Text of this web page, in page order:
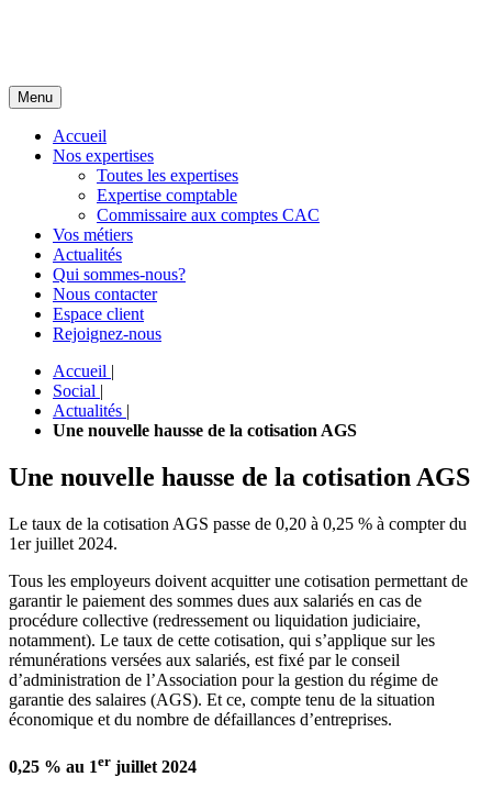
Menu
Accueil
Nos expertises
Toutes les expertises
Expertise comptable
Commissaire aux comptes CAC
Vos métiers
Actualités
Qui sommes-nous?
Nous contacter
Espace client
Rejoignez-nous
Accueil |
Social |
Actualités |
Une nouvelle hausse de la cotisation AGS
Une nouvelle hausse de la cotisation AGS
Le taux de la cotisation AGS passe de 0,20 à 0,25 % à compter du
1er juillet 2024.
Tous les employeurs doivent acquitter une cotisation permettant de
garantir le paiement des sommes dues aux salariés en cas de
procédure collective (redressement ou liquidation judiciaire,
notamment). Le taux de cette cotisation, qui s’applique sur les
rémunérations versées aux salariés, est fixé par le conseil
d’administration de l’Association pour la gestion du régime de
garantie des salaires (AGS). Et ce, compte tenu de la situation
économique et du nombre de défaillances d’entreprises.
0,25 % au 1er juillet 2024